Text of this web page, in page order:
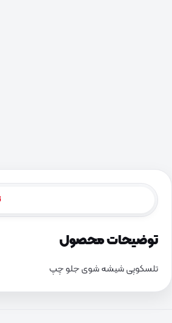
توضیحات محصول
تلسکوپی شیشه شوی جلو چپ